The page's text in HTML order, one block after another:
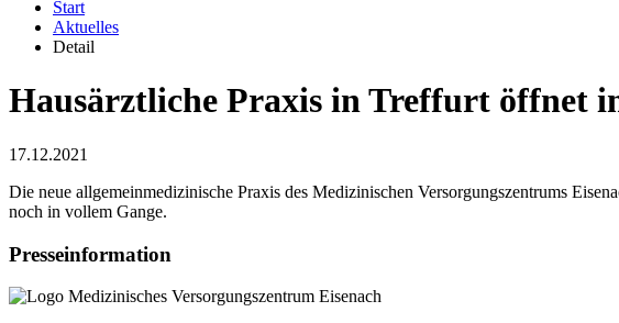
Start
Aktuelles
Detail
Hausärztliche Praxis in Treffurt öffnet
17.12.2021
Die neue allgemeinmedizinische Praxis des Medizinischen Versorgungszentrums
noch in vollem Gange.
Presseinformation